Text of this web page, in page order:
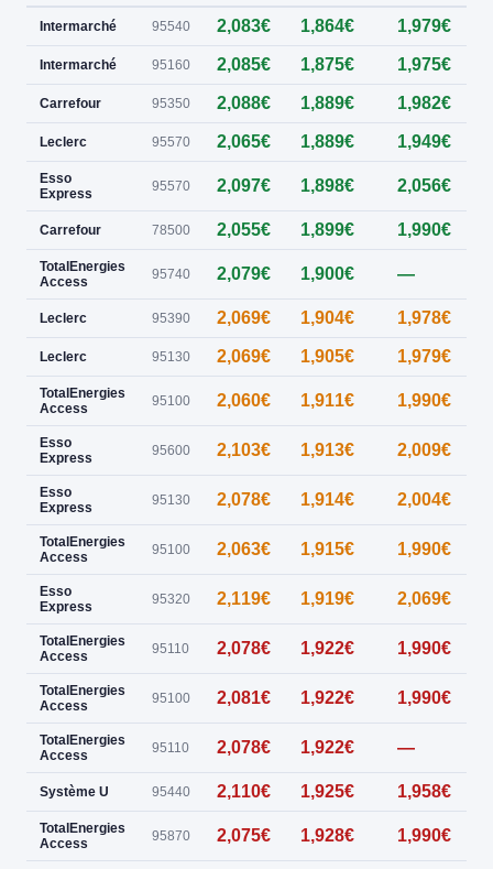
Intermarché 95540 2,083€ 1,864€ 1,979€
Intermarché 95160 2,085€ 1,875€ 1,975€
Carrefour 95350 2,088€ 1,889€ 1,982€
Leclerc 95570 2,065€ 1,889€ 1,949€
Esso
Express
95570 2,097€ 1,898€ 2,056€
Carrefour 78500 2,055€ 1,899€ 1,990€
TotalEnergies
Access
95740 2,079€ 1,900€ —
Leclerc 95390 2,069€ 1,904€ 1,978€
Leclerc 95130 2,069€ 1,905€ 1,979€
TotalEnergies
Access
95100 2,060€ 1,911€ 1,990€
Esso
Express
95600 2,103€ 1,913€ 2,009€
Esso
Express
95130 2,078€ 1,914€ 2,004€
TotalEnergies
Access
95100 2,063€ 1,915€ 1,990€
Esso
Express
95320 2,119€ 1,919€ 2,069€
TotalEnergies
Access
95110 2,078€ 1,922€ 1,990€
TotalEnergies
Access
95100 2,081€ 1,922€ 1,990€
TotalEnergies
Access
95110 2,078€ 1,922€ —
Système U 95440 2,110€ 1,925€ 1,958€
TotalEnergies
Access
95870 2,075€ 1,928€ 1,990€